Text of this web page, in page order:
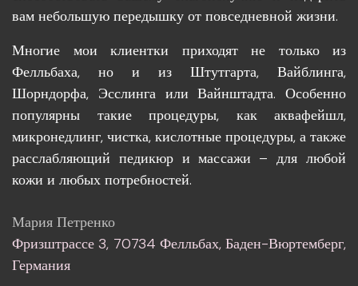
вам небольшую передышку от повседневной жизни.
Многие мои клиентки приходят не только из
Фелльбаха, но и из Штутгарта, Вайблинга,
Шорндорфа, Эсслинга или Вайнштадта. Особенно
популярны такие процедуры, как аквафейшл,
микронедлинг, чистка, кислотные процедуры, а также
расслабляющий педикюр и массажи – для любой
кожи и любых потребностей.
Мария Петренко
Фризштрассе 3, 70734 Фелльбах, Баден-Вюртемберг,
Германия